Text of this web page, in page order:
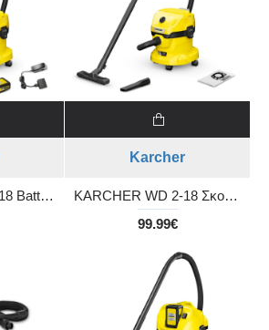
KARCHER WD 2-18 Battery Set Σκούπα υγρής και ξηρής αναρρόφησης με μπαταρία και φορτιστή
Karcher
KARCHER WD 2-18 Σκούπα υγρής και ξηρής αναρρόφησης μπαταρίας (Δεν περιλαμβάνεται μπαταρία και φορτιστής)
99.99€